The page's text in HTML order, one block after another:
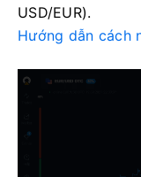
USD/EUR).
Hướng dẫn cách